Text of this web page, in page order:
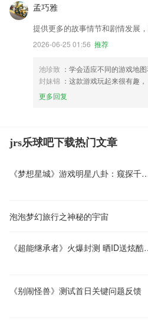
孟巧雅
提供更多的故事情节和剧情发展
2026-06-25 01:56 推荐
池珍致 ：学会适应不同的游戏地
封妹锦 ：这款游戏玩起来很有趣，
更多回复
jrs乐球吧下载热门文章
《梦想星城》游戏明星八卦：窥
泡泡梦幻旅行之神秘的宇宙
《超能继承者
《别闹怪兽》测试首日关键问题反馈